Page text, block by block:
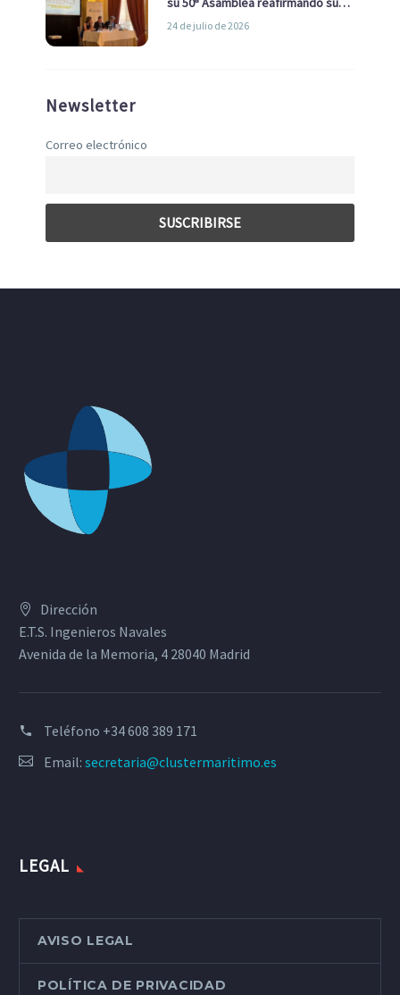
liderazgo en la Economía Azul
24 de julio de 2026
Newsletter
Correo electrónico
Dirección
E.T.S. Ingenieros Navales
Avenida de la Memoria, 4 28040 Madrid
Teléfono +34 608 389 171
Email: secretaria@clustermaritimo.es
LEGAL
AVISO LEGAL
POLÍTICA DE PRIVACIDAD